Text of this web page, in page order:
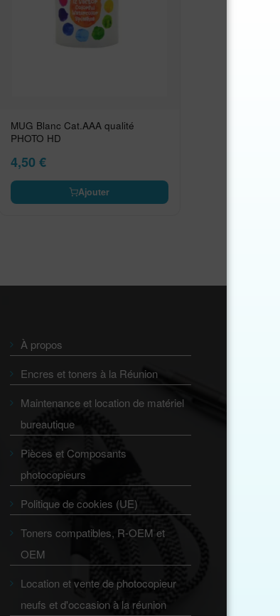
MUG Blanc Cat.AAA qualité
PHOTO HD
4,50 €
Ajouter
À propos
Encres et toners à la Réunion
Maintenance et location de matériel
bureautique
Pièces et Composants
photocopieurs
Politique de cookies (UE)
Toners compatibles, R-OEM et
OEM
Location et vente de photocopieur
neufs et d'occasion à la réunion